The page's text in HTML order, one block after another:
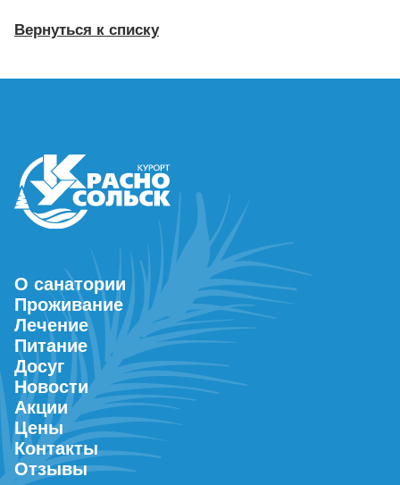
Вернуться к списку
О санатории
Проживание
Лечение
Питание
Досуг
Новости
Акции
Цены
Контакты
Отзывы